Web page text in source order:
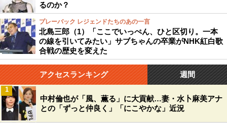
るのか？
プレーバック レジェンドたちのあの一言
北島三郎（1）「ここでいっぺん、ひと区切り。一本
の線を引いてみたい」サブちゃんの卒業がNHK紅白歌
合戦の歴史を変えた
アクセスランキング 週間
中村倫也が「風、薫る」に大貢献…妻・水卜麻美アナ
との「ずっと仲良く」「にこやかな」近況
1